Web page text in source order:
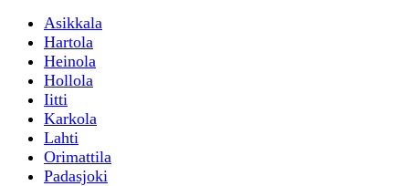
Asikkala
Hartola
Heinola
Hollola
Iitti
Karkola
Lahti
Orimattila
Padasjoki